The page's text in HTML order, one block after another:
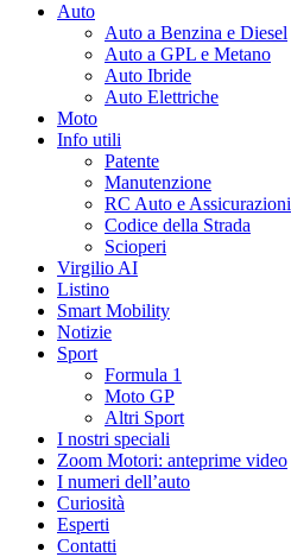
Auto
Auto a Benzina e Diesel
Auto a GPL e Metano
Auto Ibride
Auto Elettriche
Moto
Info utili
Patente
Manutenzione
RC Auto e Assicurazioni
Codice della Strada
Scioperi
Virgilio AI
Listino
Smart Mobility
Notizie
Sport
Formula 1
Moto GP
Altri Sport
I nostri speciali
Zoom Motori: anteprime video
I numeri dell’auto
Curiosità
Esperti
Contatti